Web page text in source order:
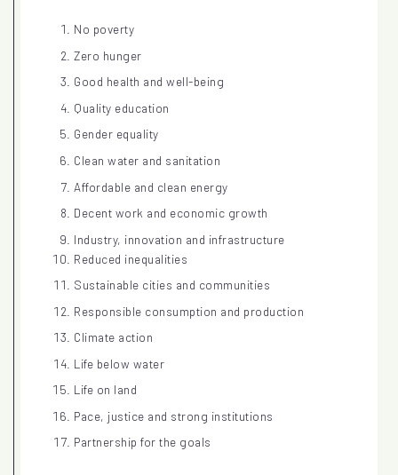
No poverty
Zero hunger
Good health and well-being
Quality education
Gender equality
Clean water and sanitation
Affordable and clean energy
Decent work and economic growth
Industry, innovation and infrastructure
Reduced inequalities
Sustainable cities and communities
Responsible consumption and production
Climate action
Life below water
Life on land
Pace, justice and strong institutions
Partnership for the goals